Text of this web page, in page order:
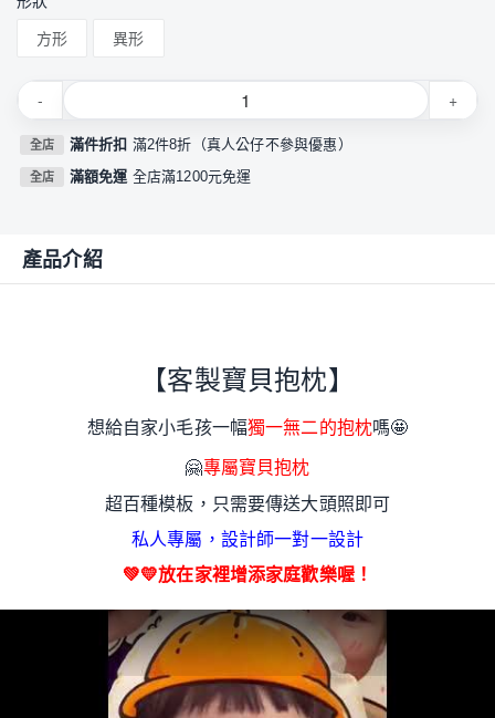
方形 異形
- +
全店 滿件折扣 滿2件8折（真人公仔不參與優惠）
全店 滿額免運 全店滿1200元免運
產品介紹
【客製寶貝抱枕】
想給自家小毛孩一幅獨一無二的抱枕嗎🤩
🤗專屬寶貝抱枕
超百種模板，只需要傳送大頭照即可
私人專屬，設計師一對一設計
💚💛放在家裡增添家庭歡樂喔！